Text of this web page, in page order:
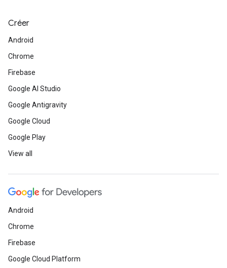
Créer
Android
Chrome
Firebase
Google AI Studio
Google Antigravity
Google Cloud
Google Play
View all
Android
Chrome
Firebase
Google Cloud Platform